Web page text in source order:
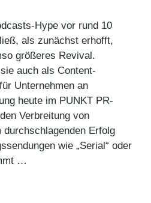
Hype vor rund 10
als zunächst erhofft,
größeres Revival.
auch als Content-
Unternehmen an
heute im PUNKT PR-
Verbreitung von
durchschlagenden Erfolg
wie „Serial“ oder
…